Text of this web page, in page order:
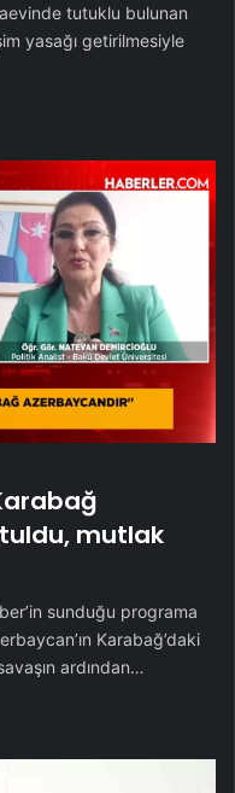
tutuklu bulunan
yasağı getirilmesiyle
mutlak
sunduğu programa
Karabağ’daki
ardından…